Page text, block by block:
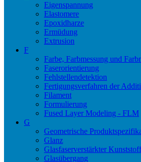
Eigenspannung
Elastomere
Epoxidharze
Ermüdung
Extrusion
F
Farbe, Farbmessung und
Faserorientierung
Fehlstellendetektion
Fertigungsverfahren der
Filament
Formulierung
Fused Layer Modeling - FLM
G
Geometrische
Glanz
Glasfaserverstärkter
Glasübergang